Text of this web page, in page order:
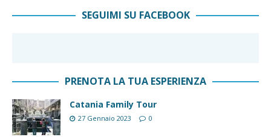
SEGUIMI SU FACEBOOK
PRENOTA LA TUA ESPERIENZA
Catania Family Tour
27 Gennaio 2023 0